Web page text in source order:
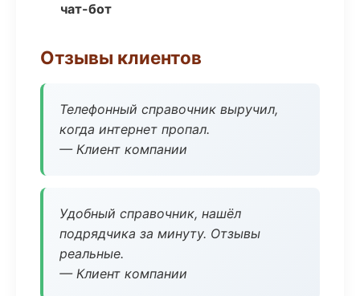
чат-бот
Отзывы клиентов
Телефонный справочник выручил,
когда интернет пропал.
— Клиент компании
Удобный справочник, нашёл
подрядчика за минуту. Отзывы
реальные.
— Клиент компании